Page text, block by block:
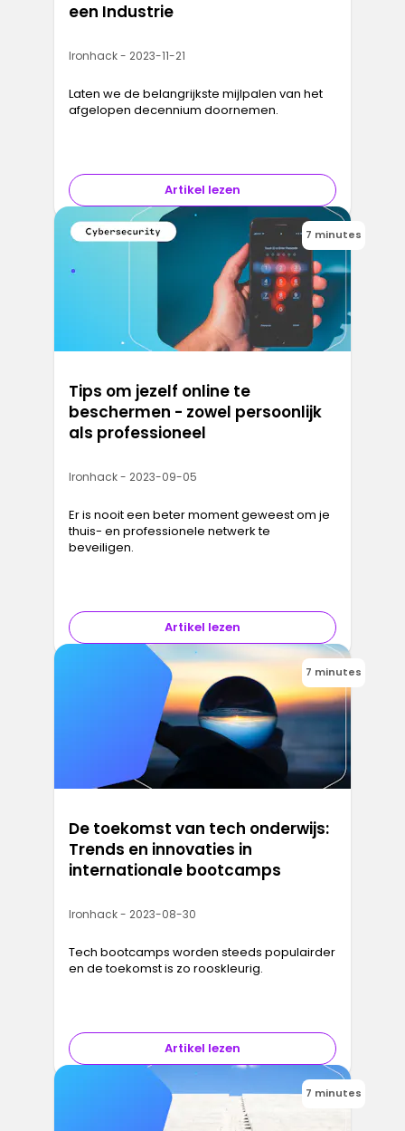
een Industrie
Ironhack - 2023-11-21
Laten we de belangrijkste mijlpalen van het
afgelopen decennium doornemen.
Artikel lezen
7 minutes
Tips om jezelf online te
beschermen - zowel persoonlijk
als professioneel
Ironhack - 2023-09-05
Er is nooit een beter moment geweest om je
thuis- en professionele netwerk te
beveiligen.
Artikel lezen
7 minutes
De toekomst van tech onderwijs:
Trends en innovaties in
internationale bootcamps
Ironhack - 2023-08-30
Tech bootcamps worden steeds populairder
en de toekomst is zo rooskleurig.
Artikel lezen
7 minutes